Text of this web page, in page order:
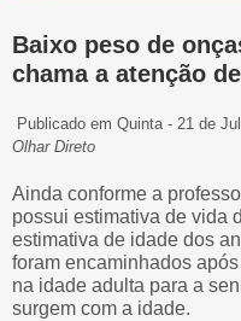
Baixo peso de
chama a atenção
Publicado em Quinta - 21 de
Olhar Direto
Ainda conforme a
possui estimativa de vida
estimativa de idade dos
foram encaminhados
na idade adulta para a
surgem com a idade.